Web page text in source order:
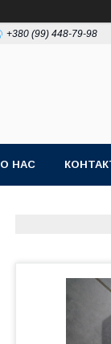
+380 (99) 448-79-98
О НАС